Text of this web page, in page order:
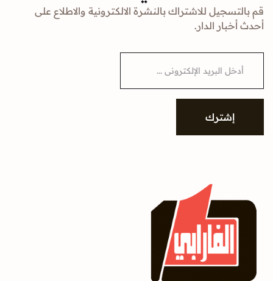
قم بالتسجيل للاشتراك بالنشرة الالكترونية والاطلاع على
أحدث أخبار الدار.
i
إشترك